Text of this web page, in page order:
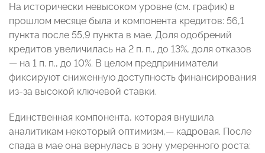
На исторически невысоком уровне (см. график) в
прошлом месяце была и компонента кредитов: 56,1
пункта после 55,9 пункта в мае. Доля одобрений
кредитов увеличилась на 2 п. п., до 13%, доля отказов
— на 1 п. п., до 10%. В целом предприниматели
фиксируют сниженную доступность финансирования
из-за высокой ключевой ставки.
Единственная компонента, которая внушила
аналитикам некоторый оптимизм,— кадровая. После
спада в мае она вернулась в зону умеренного роста: